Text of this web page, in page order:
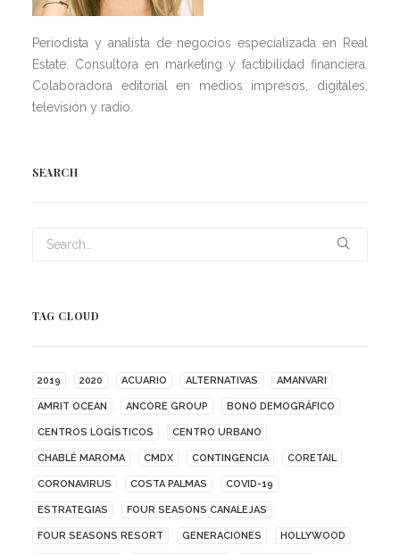
Periodista y analista de negocios especializada en Real
Estate. Consultora en marketing y factibilidad financiera.
Colaboradora editorial en medios impresos, digitales,
televisión y radio.
SEARCH
TAG CLOUD
2019 2020 ACUARIO ALTERNATIVAS AMANVARI
AMRIT OCEAN ANCORE GROUP BONO DEMOGRÁFICO
CENTROS LOGÍSTICOS CENTRO URBANO
CHABLÉ MAROMA CMDX CONTINGENCIA CORETAIL
CORONAVIRUS COSTA PALMAS COVID-19
ESTRATEGIAS FOUR SEASONS CANALEJAS
FOUR SEASONS RESORT GENERACIONES HOLLYWOOD